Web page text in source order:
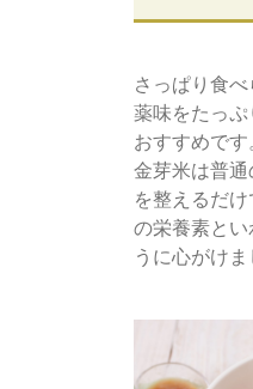
さっぱり食
薬味をたっ
おすすめです
金芽米は普
を整えるだ
の栄養素と
うに心がけま